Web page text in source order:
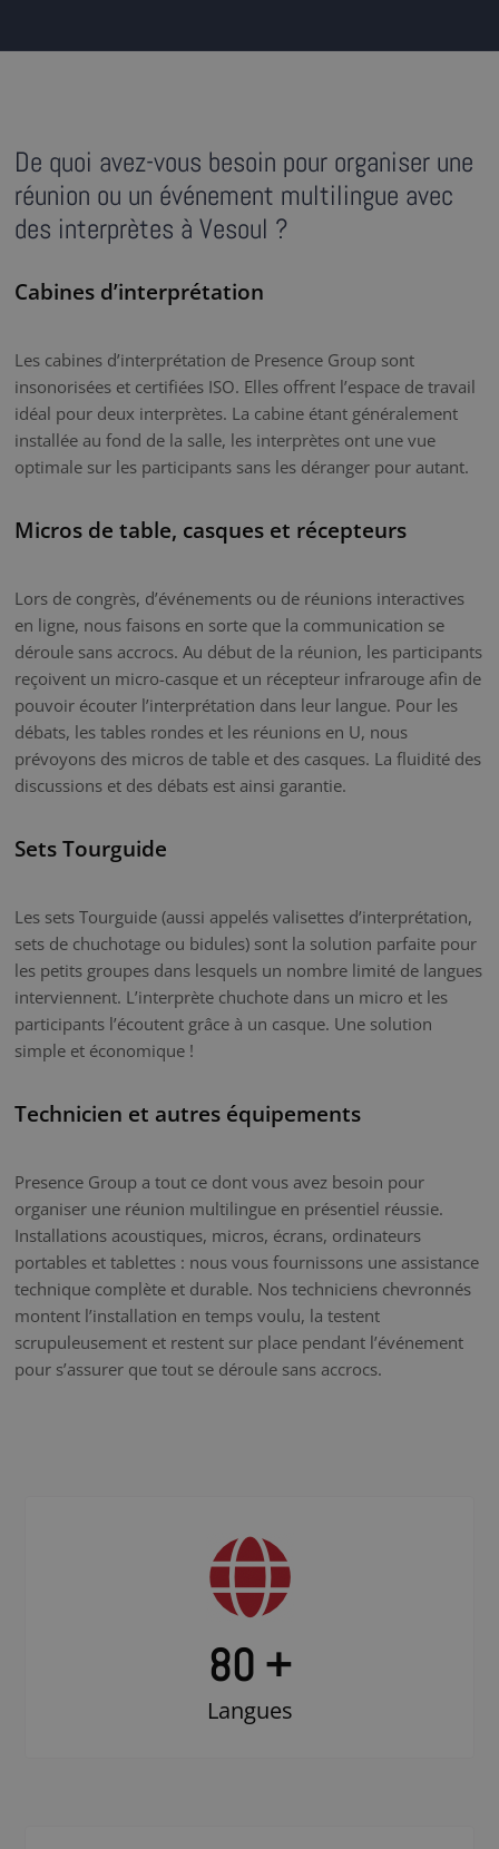
De quoi avez-vous besoin pour organiser une
réunion ou un événement multilingue avec
des interprètes à Vesoul ?
Cabines d’interprétation
Les cabines d’interprétation de Presence Group sont
insonorisées et certifiées ISO. Elles offrent l’espace de travail
idéal pour deux interprètes. La cabine étant généralement
installée au fond de la salle, les interprètes ont une vue
optimale sur les participants sans les déranger pour autant.
Micros de table, casques et récepteurs
Lors de congrès, d’événements ou de réunions interactives
en ligne, nous faisons en sorte que la communication se
déroule sans accrocs. Au début de la réunion, les participants
reçoivent un micro-casque et un récepteur infrarouge afin de
pouvoir écouter l’interprétation dans leur langue. Pour les
débats, les tables rondes et les réunions en U, nous
prévoyons des micros de table et des casques. La fluidité des
discussions et des débats est ainsi garantie.
Sets Tourguide
Les sets Tourguide (aussi appelés valisettes d’interprétation,
sets de chuchotage ou bidules) sont la solution parfaite pour
les petits groupes dans lesquels un nombre limité de langues
interviennent. L’interprète chuchote dans un micro et les
participants l’écoutent grâce à un casque. Une solution
simple et économique !
Technicien et autres équipements
Presence Group a tout ce dont vous avez besoin pour
organiser une réunion multilingue en présentiel réussie.
Installations acoustiques, micros, écrans, ordinateurs
portables et tablettes : nous vous fournissons une assistance
technique complète et durable. Nos techniciens chevronnés
montent l’installation en temps voulu, la testent
scrupuleusement et restent sur place pendant l’événement
pour s’assurer que tout se déroule sans accrocs.
80 +
Langues